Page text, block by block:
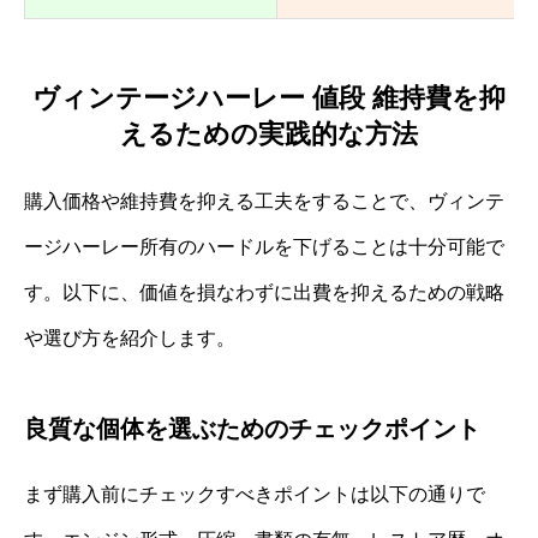
ヴィンテージハーレー 値段 維持費を抑
えるための実践的な方法
購入価格や維持費を抑える工夫をすることで、ヴィンテ
ージハーレー所有のハードルを下げることは十分可能で
す。以下に、価値を損なわずに出費を抑えるための戦略
や選び方を紹介します。
良質な個体を選ぶためのチェックポイント
まず購入前にチェックすべきポイントは以下の通りで